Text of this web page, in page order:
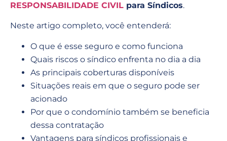
RESPONSABILIDADE CIVIL para Síndicos.
Neste artigo completo, você entenderá:
O que é esse seguro e como funciona
Quais riscos o síndico enfrenta no dia a dia
As principais coberturas disponíveis
Situações reais em que o seguro pode ser
acionado
Por que o condomínio também se beneficia
dessa contratação
Vantagens para síndicos profissionais e